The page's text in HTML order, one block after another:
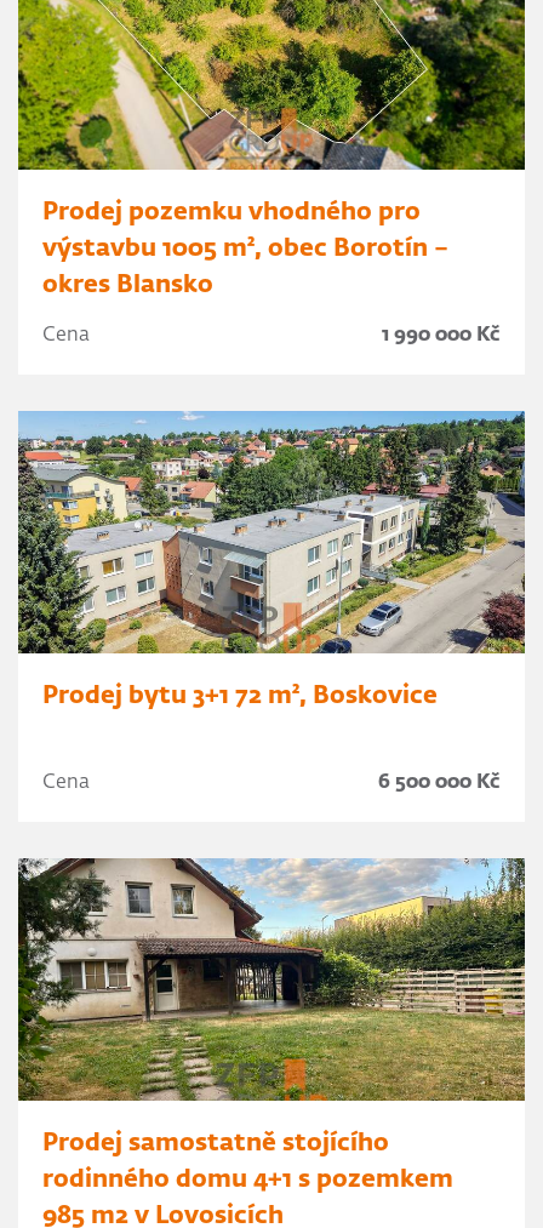
Prodej pozemku vhodného pro
výstavbu 1005 m², obec Borotín –
okres Blansko
Cena 1 990 000 Kč
Prodej bytu 3+1 72 m², Boskovice
Cena 6 500 000 Kč
Prodej samostatně stojícího
rodinného domu 4+1 s pozemkem
985 m2 v Lovosicích